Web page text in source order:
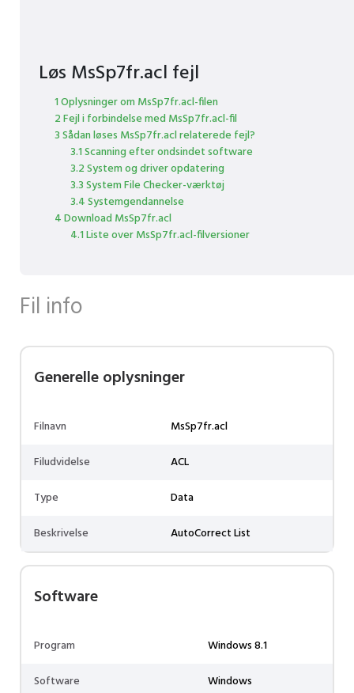
Løs MsSp7fr.acl fejl
1 Oplysninger om MsSp7fr.acl-filen
2 Fejl i forbindelse med MsSp7fr.acl-fil
3 Sådan løses MsSp7fr.acl relaterede fejl?
3.1 Scanning efter ondsindet software
3.2 System og driver opdatering
3.3 System File Checker-værktøj
3.4 Systemgendannelse
4 Download MsSp7fr.acl
4.1 Liste over MsSp7fr.acl-filversioner
Fil info
Generelle oplysninger
Filnavn
MsSp7fr.acl
Filudvidelse
ACL
Type
Data
Beskrivelse
AutoCorrect List
Software
Program
Windows 8.1
Software
Windows